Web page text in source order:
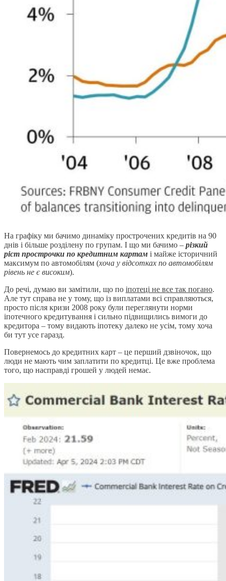
На графіку ми бачимо динаміку прострочених кредитів на 90
днів і більше розділену по групам. І що ми бачимо – різкий
ріст прострочки по кредитним картам і майже історичний
максимум по автомобілям (хоча у відсотках по автомобілям
рівень не є високим).
До речі, думаю ви замітили, що по іпотеці не все так погано.
Але тут справа не у тому, що із виплатами всі справляються,
просто після кризи 2008 року були переглянути норми
іпотечного кредитування і сильно підвищились вимоги до
кредитора – тому видають іпотеку далеко не усім, тому хоча
би тут усе гаразд.
Повернемось до кредитних карт – це перший дзвіночок, що
люди не мають чим заплатити по кредитці. Це вже проблема
того, що насправді грошей у людей немає.